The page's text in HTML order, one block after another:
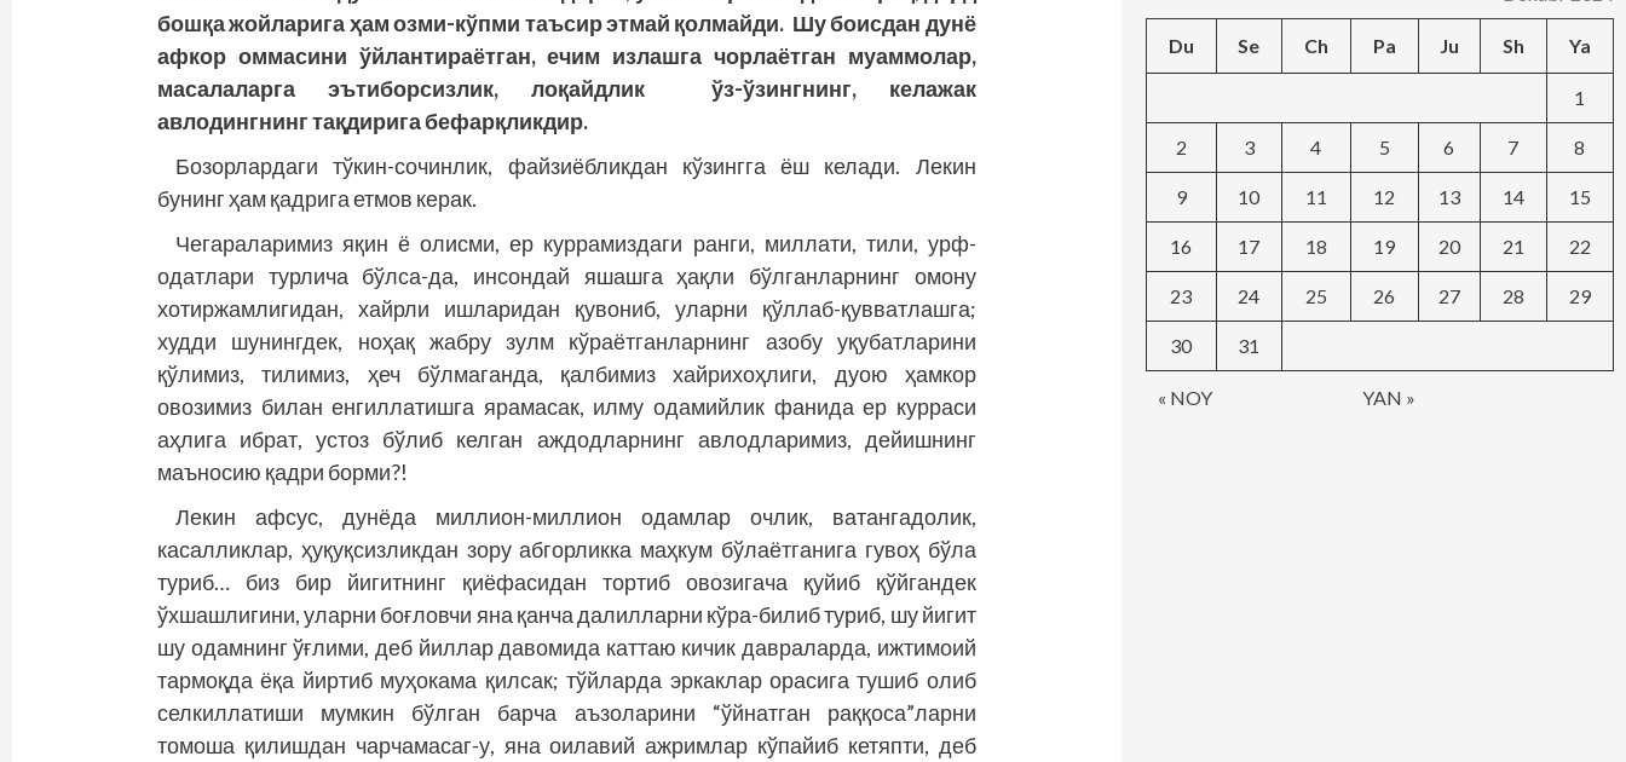
бошқа жойларига ҳам озми-кўпми таъсир этмай қолмайди. Шу боисдан дунё
афкор оммасини ўйлантираётган, ечим излашга чорлаётган муаммолар,
масалаларга эътиборсизлик, лоқайдлик ўз-ўзингнинг, келажак
авлодингнинг тақдирига бефарқликдир.
Бозорлардаги тўкин-сочинлик, файзиёбликдан кўзингга ёш келади. Лекин
бунинг ҳам қадрига етмов керак.
Чегараларимиз яқин ё олисми, ер куррамиздаги ранги, миллати, тили, урф-
одатлари турлича бўлса-да, инсондай яшашга ҳақли бўлганларнинг омону
хотиржамлигидан, хайрли ишларидан қувониб, уларни қўллаб-қувватлашга;
худди шунингдек, ноҳақ жабру зулм кўраётганларнинг азобу уқубатларини
қўлимиз, тилимиз, ҳеч бўлмаганда, қалбимиз хайрихоҳлиги, дуою ҳамкор
овозимиз билан енгиллатишга ярамасак, илму одамийлик фанида ер курраси
аҳлига ибрат, устоз бўлиб келган аждодларнинг авлодларимиз, дейишнинг
маъносию қадри борми?!
Лекин афсус, дунёда миллион-миллион одамлар очлик, ватангадолик,
касалликлар, ҳуқуқсизликдан зору абгорликка маҳкум бўлаётганига гувоҳ бўла
туриб… биз бир йигитнинг қиёфасидан тортиб овозигача қуйиб қўйгандек
ўхшашлигини, уларни боғловчи яна қанча далилларни кўра-билиб туриб, шу йигит
шу одамнинг ўғлими, деб йиллар давомида каттаю кичик давраларда, ижтимоий
тармоқда ёқа йиртиб муҳокама қилсак; тўйларда эркаклар орасига тушиб олиб
селкиллатиши мумкин бўлган барча аъзоларини “ўйнатган раққоса”ларни
томоша қилишдан чарчамасаг-у, яна оилавий ажримлар кўпайиб кетяпти, деб
Du Se Ch Pa Ju Sh Ya
« NOY YAN »
1
2 3 4 5 6 7 8
9 10 11 12 13 14 15
16 17 18 19 20 21 22
23 24 25 26 27 28 29
30 31